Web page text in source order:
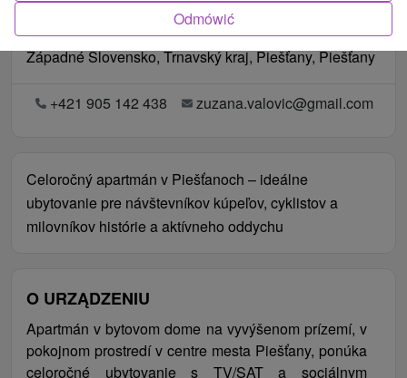
Lokalizacja
Západné Slovensko, Trnavský kraj, Piešťany, Piešťany
+421 905 142 438 zuzana.valovic@gmail.com
Celoročný apartmán v Piešťanoch – ideálne
ubytovanie pre návštevníkov kúpeľov, cyklistov a
milovníkov histórie a aktívneho oddychu
O URZĄDZENIU
Apartmán v bytovom dome na vyvýšenom prízemí, v
pokojnom prostredí v centre mesta Piešťany, ponúka
celoročné ubytovanie s TV/SAT a sociálnym
Odmówić